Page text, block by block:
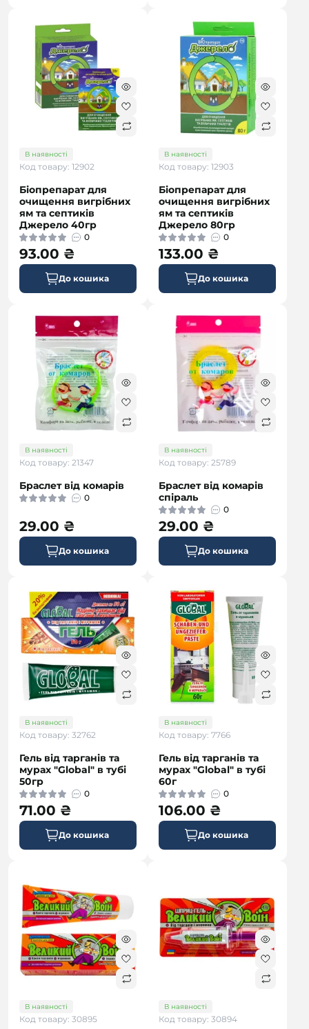
В наявності
Код товару: 12902
Біопрепарат для
очищення вигрібних
ям та септиків
Джерело 40гр
0
93.00 ₴
До кошика
В наявності
Код товару: 12903
Біопрепарат для
очищення вигрібних
ям та септиків
Джерело 80гр
0
133.00 ₴
До кошика
В наявності
Код товару: 21347
Браслет від комарів
0
29.00 ₴
До кошика
В наявності
Код товару: 25789
Браслет від комарів
спіраль
0
29.00 ₴
До кошика
В наявності
Код товару: 32762
Гель від тарганів та
мурах "Global" в тубі
50гр
0
71.00 ₴
До кошика
В наявності
Код товару: 7766
Гель від тарганів та
мурах "Global" в тубі
60г
0
106.00 ₴
До кошика
В наявності
Код товару: 30895
В наявності
Код товару: 30894